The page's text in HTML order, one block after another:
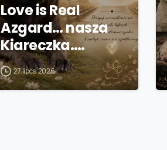
Love is Real
Azgard… nasza
Kiareczka.…
27 lipca 2026